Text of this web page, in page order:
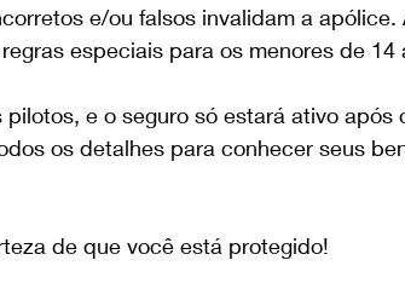
e/ou falsos invalidam a apólice.
especiais para os menores de 14
e o seguro só estará ativo após
os detalhes para conhecer seus
de que você está protegido!